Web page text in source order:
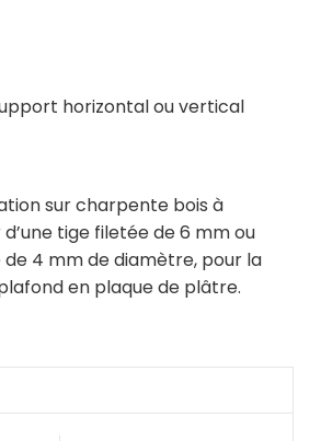
horizontal ou vertical
sur charpente bois à
tige filetée de 6 mm ou
de 4 mm de diamètre, pour la
en plaque de plâtre.